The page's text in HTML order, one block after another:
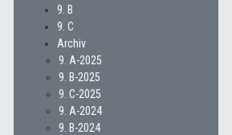
9. B
9. C
Archiv
9. A-2025
9. B-2025
9. C-2025
9. A-2024
9. B-2024